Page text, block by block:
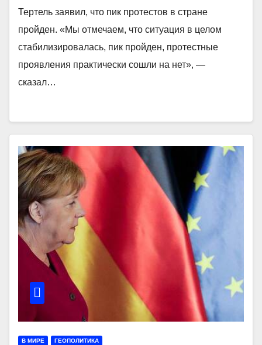
Тертель заявил, что пик протестов в стране
пройден. «Мы отмечаем, что ситуация в целом
стабилизировалась, пик пройден, протестные
проявления практически сошли на нет», —
сказал…
В МИРЕ ГЕОПОЛИТИКА